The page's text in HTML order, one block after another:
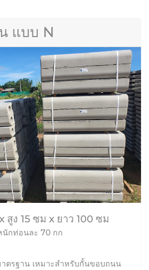
แบบ N
สูง 15 ซม x ยาว 100 ซม
นักท่อนละ 70 กก
ตรฐาน เหมาะสำหรับกั้นขอบถนน